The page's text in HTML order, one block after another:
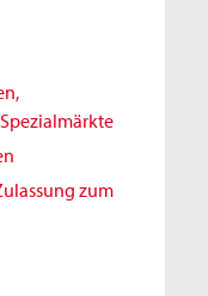
zum